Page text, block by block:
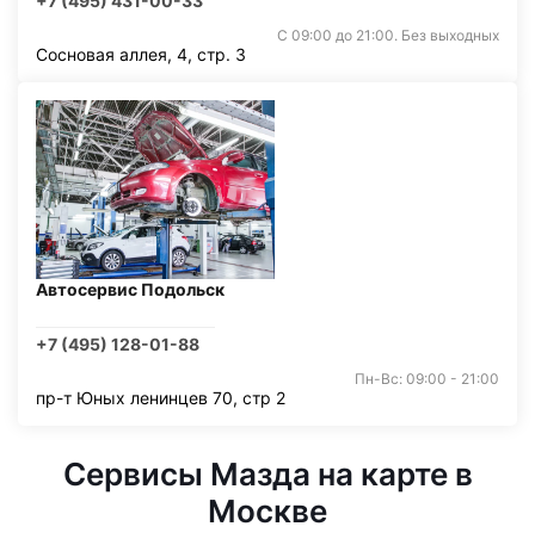
С 09:00 до 21:00. Без выходных
Сосновая аллея, 4, стр. 3
Автосервис Подольск
+7 (495) 128-01-88
Пн-Вс: 09:00 - 21:00
пр-т Юных ленинцев 70, стр 2
Сервисы Мазда на карте в
Москве